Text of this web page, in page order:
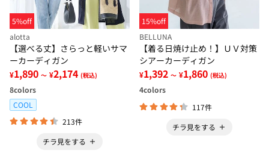
5%off
alotta
【選べる丈】さらっと軽いサマ
ーカーディガン
¥1,890 ～ ¥2,174 (税込)
8colors
COOL
213件
チラ見をする
15%off
BELLUNA
【着る日焼け止め！】ＵＶ対策
シアーカーディガン
¥1,392 ～ ¥1,860 (税込)
4colors
117件
チラ見をする